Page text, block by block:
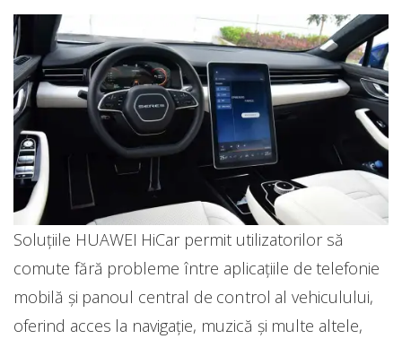
Soluțiile HUAWEI HiCar permit utilizatorilor să
comute fără probleme între aplicațiile de telefonie
mobilă și panoul central de control al vehiculului,
oferind acces la navigație, muzică și multe altele,